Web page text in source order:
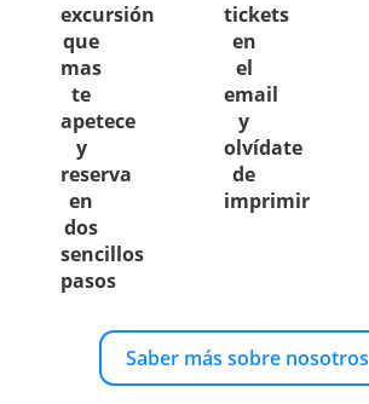
excursión
que
mas
te
apetece
y
reserva
en
dos
sencillos
pasos
tickets
en
el
email
y
olvídate
de
imprimir
Saber más sobre nosotros